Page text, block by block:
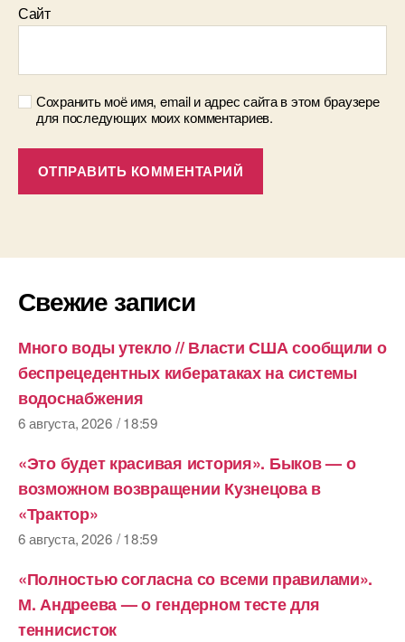
Сайт
Сохранить моё имя, email и адрес сайта в этом браузере
для последующих моих комментариев.
Свежие записи
Много воды утекло // Власти США сообщили о
беспрецедентных кибератаках на системы
водоснабжения
6 августа, 2026 / 18:59
«Это будет красивая история». Быков — о
возможном возвращении Кузнецова в
«Трактор»
6 августа, 2026 / 18:59
«Полностью согласна со всеми правилами».
М. Андреева — о гендерном тесте для
теннисисток